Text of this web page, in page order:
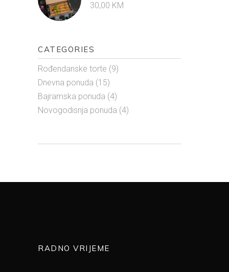
30,00 KM
CATEGORIES
Rođendanske torte (9)
Dnevna ponuda (15)
Bajramska ponuda (4)
Novogodisnja ponuda (4)
RADNO VRIJEME